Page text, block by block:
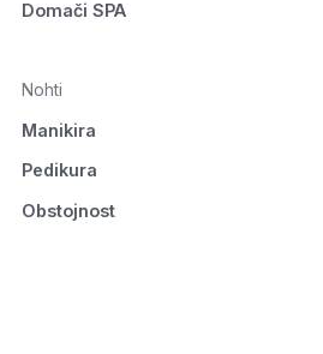
Domači SPA
Nohti
Manikira
Pedikura
Obstojnost